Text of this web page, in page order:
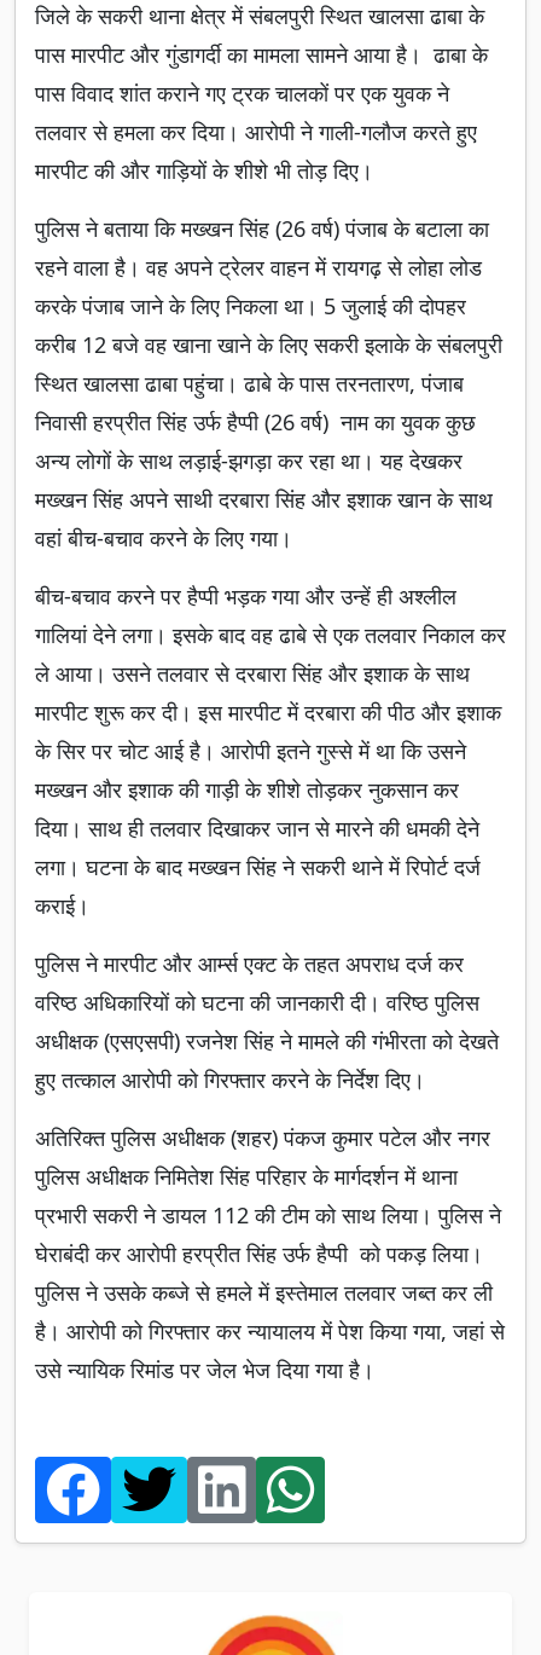
जिले के सकरी थाना क्षेत्र में संबलपुरी स्थित खालसा ढाबा के
पास मारपीट और गुंडागर्दी का मामला सामने आया है। ढाबा के
पास विवाद शांत कराने गए ट्रक चालकों पर एक युवक ने
तलवार से हमला कर दिया। आरोपी ने गाली-गलौज करते हुए
मारपीट की और गाड़ियों के शीशे भी तोड़ दिए।
पुलिस ने बताया कि मख्खन सिंह (26 वर्ष) पंजाब के बटाला का
रहने वाला है। वह अपने ट्रेलर वाहन में रायगढ़ से लोहा लोड
करके पंजाब जाने के लिए निकला था। 5 जुलाई की दोपहर
करीब 12 बजे वह खाना खाने के लिए सकरी इलाके के संबलपुरी
स्थित खालसा ढाबा पहुंचा। ढाबे के पास तरनतारण, पंजाब
निवासी हरप्रीत सिंह उर्फ हैप्पी (26 वर्ष) नाम का युवक कुछ
अन्य लोगों के साथ लड़ाई-झगड़ा कर रहा था। यह देखकर
मख्खन सिंह अपने साथी दरबारा सिंह और इशाक खान के साथ
वहां बीच-बचाव करने के लिए गया।
बीच-बचाव करने पर हैप्पी भड़क गया और उन्हें ही अश्लील
गालियां देने लगा। इसके बाद वह ढाबे से एक तलवार निकाल कर
ले आया। उसने तलवार से दरबारा सिंह और इशाक के साथ
मारपीट शुरू कर दी। इस मारपीट में दरबारा की पीठ और इशाक
के सिर पर चोट आई है। आरोपी इतने गुस्से में था कि उसने
मख्खन और इशाक की गाड़ी के शीशे तोड़कर नुकसान कर
दिया। साथ ही तलवार दिखाकर जान से मारने की धमकी देने
लगा। घटना के बाद मख्खन सिंह ने सकरी थाने में रिपोर्ट दर्ज
कराई।
पुलिस ने मारपीट और आर्म्स एक्ट के तहत अपराध दर्ज कर
वरिष्ठ अधिकारियों को घटना की जानकारी दी। वरिष्ठ पुलिस
अधीक्षक (एसएसपी) रजनेश सिंह ने मामले की गंभीरता को देखते
हुए तत्काल आरोपी को गिरफ्तार करने के निर्देश दिए।
अतिरिक्त पुलिस अधीक्षक (शहर) पंकज कुमार पटेल और नगर
पुलिस अधीक्षक निमितेश सिंह परिहार के मार्गदर्शन में थाना
प्रभारी सकरी ने डायल 112 की टीम को साथ लिया। पुलिस ने
घेराबंदी कर आरोपी हरप्रीत सिंह उर्फ हैप्पी को पकड़ लिया।
पुलिस ने उसके कब्जे से हमले में इस्तेमाल तलवार जब्त कर ली
है। आरोपी को गिरफ्तार कर न्यायालय में पेश किया गया, जहां से
उसे न्यायिक रिमांड पर जेल भेज दिया गया है।